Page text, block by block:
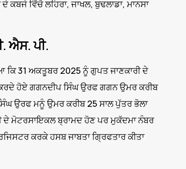
ਵਿੱਚੋ ਲਹਿਰਾ, ਜਾਖਲ, ਬੁਢਲਾਡਾ, ਮਾਨਸਾ
ਐਸ. ਪੀ.
ਕਿ 31 ਅਕਤੂਬਰ 2025 ਨੂੰ ਗੁਪਤ ਜਾਣਕਾਰੀ ਦੇ
ਕਰਦੇ ਹੋਏ ਗਗਨਦੀਪ ਸਿੰਘ ਉਰਫ ਗਗਨ ਉਮਰ ਕਰੀਬ
ਉਰਫ ਮਨੂੰ ਉਮਰ ਕਰੀਬ 25 ਸਾਲ ਪੁੱਤਰ ਭੋਲਾ
ਦੇ ਮੋਟਰਸਾਇਕਲ ਬ੍ਰਾਮਦ ਹੋਣ ਪਰ ਮੁਕੱਦਮਾ ਨੰਬਰ
ਕਰਕੇ ਹਸਬ ਜਾਬਤਾ ਗ੍ਰਿਫਤਾਰ ਕੀਤਾ